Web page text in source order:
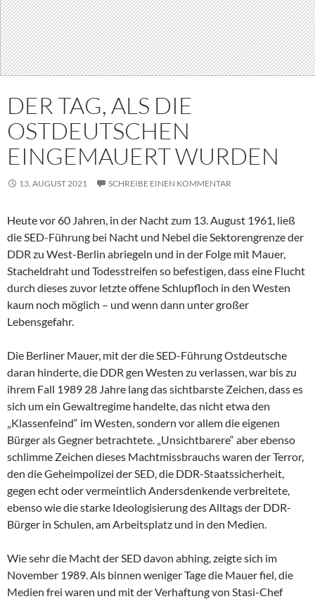
DER TAG, ALS DIE
OSTDEUTSCHEN
EINGEMAUERT WURDEN
13. AUGUST 2021 SCHREIBE EINEN KOMMENTAR
Heute vor 60 Jahren, in der Nacht zum 13. August 1961, ließ
die SED-Führung bei Nacht und Nebel die Sektorengrenze der
DDR zu West-Berlin abriegeln und in der Folge mit Mauer,
Stacheldraht und Todesstreifen so befestigen, dass eine Flucht
durch dieses zuvor letzte offene Schlupfloch in den Westen
kaum noch möglich – und wenn dann unter großer
Lebensgefahr.
Die Berliner Mauer, mit der die SED-Führung Ostdeutsche
daran hinderte, die DDR gen Westen zu verlassen, war bis zu
ihrem Fall 1989 28 Jahre lang das sichtbarste Zeichen, dass es
sich um ein Gewaltregime handelte, das nicht etwa den
„Klassenfeind“ im Westen, sondern vor allem die eigenen
Bürger als Gegner betrachtete. „Unsichtbarere“ aber ebenso
schlimme Zeichen dieses Machtmissbrauchs waren der Terror,
den die Geheimpolizei der SED, die DDR-Staatssicherheit,
gegen echt oder vermeintlich Andersdenkende verbreitete,
ebenso wie die starke Ideologisierung des Alltags der DDR-
Bürger in Schulen, am Arbeitsplatz und in den Medien.
Wie sehr die Macht der SED davon abhing, zeigte sich im
November 1989. Als binnen weniger Tage die Mauer fiel, die
Medien frei waren und mit der Verhaftung von Stasi-Chef